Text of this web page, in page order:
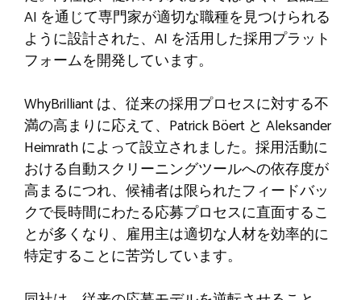
AI を通じて専門家が適切な職種を見つけられる
ように設計された、AI を活用した採用プラット
フォームを開発しています。
WhyBrilliant は、従来の採用プロセスに対する不
満の高まりに応えて、Patrick Böert と Aleksander
Heimrath によって設立されました。採用活動に
おける自動スクリーニングツールへの依存度が
高まるにつれ、候補者は限られたフィードバッ
クで長時間にわたる応募プロセスに直面するこ
とが多くなり、雇用主は適切な人材を効率的に
特定することに苦労しています。